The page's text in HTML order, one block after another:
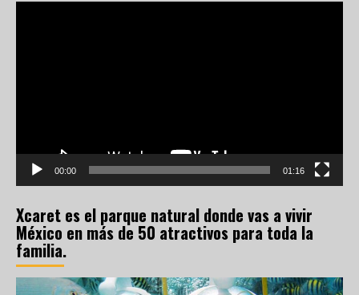
00:00 01:16
Xcaret es el parque natural donde vas a vivir
México en más de 50 atractivos para toda la
familia.